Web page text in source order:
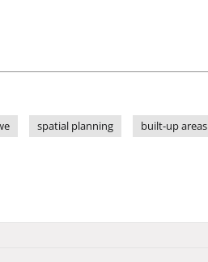
spatial planning
built-up areas